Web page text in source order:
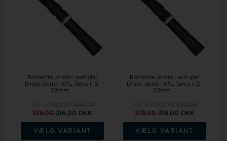
Romenta Urrem i sort glat
Drake skind i XXL føres i 12-
20mm,...
375,00316,00 DKK
VÆLG VARIANT
Romenta Urrem i sort glat
Drake skind i XXL føres i 12-
20mm,...
375,00316,00 DKK
VÆLG VARIANT